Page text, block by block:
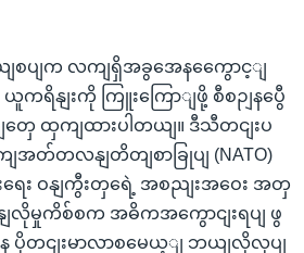
ျစပျက လကျရှိအခွအေနကွေောင့ျ
ယူကရိနျးကို ကြူးကြောျဖို့ စီစဉျနပွေီ
ေ ထှကျထားပါတယျ။ ဒီသီတငျးပ
ျအတ်တလနျတိတျစာခြုပျ (NATO)
ရေး ဝနျကွီးတှရေဲ့ အစညျးအဝေး အတှ
နျလိုမှုကိစ်စက အဓိကအကွောငျးရပျ ဖွ
ပိုတငျးမာလာစမေယ့ျ ဘယျလိုလုပျ